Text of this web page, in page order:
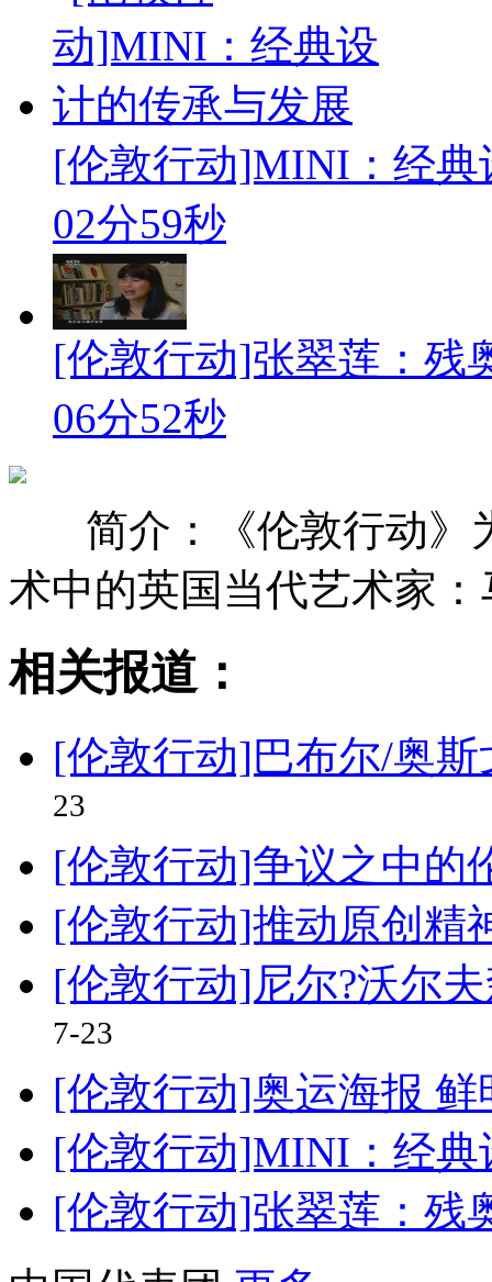
[伦敦行动]MINI：经典
02分59秒
[伦敦行动]张翠莲：残
06分52秒
简介：《伦敦行动》
术中的英国当代艺术家：
相关报道：
[伦敦行动]巴布尔/奥
23
[伦敦行动]争议之中的
[伦敦行动]推动原创精
[伦敦行动]尼尔?沃尔
7-23
[伦敦行动]奥运海报
[伦敦行动]MINI：经典
[伦敦行动]张翠莲：残